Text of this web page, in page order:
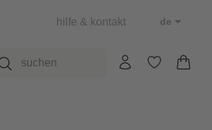
hilfe & kontakt de